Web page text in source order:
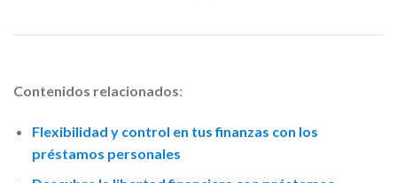
Contenidos relacionados:
Flexibilidad y control en tus finanzas con los
préstamos personales